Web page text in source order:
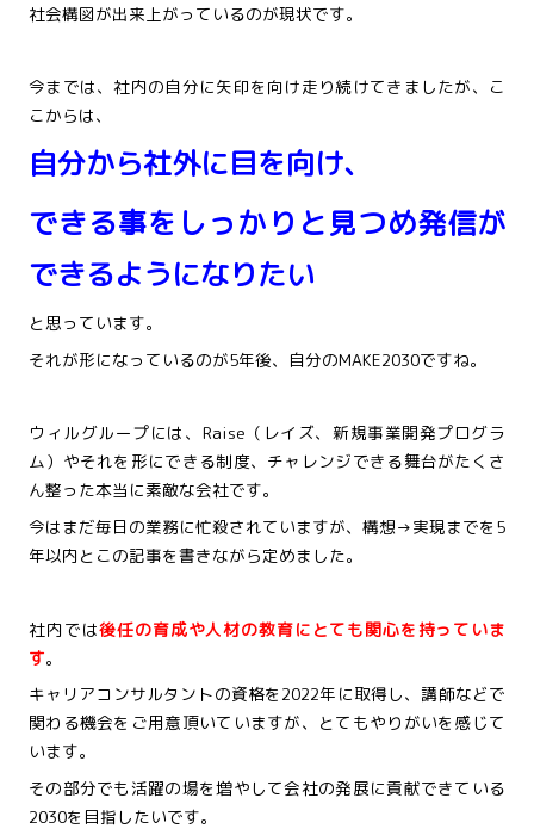
社会構図が出来上がっているのが現状です。
今までは、社内の自分に矢印を向け走り続けてきましたが、こ
こからは、
自分から社外に目を向け、
できる事をしっかりと見つめ発信が
できるようになりたい
と思っています。
それが形になっているのが5年後、自分のMAKE2030ですね。
ウィルグループには、Raise（レイズ、新規事業開発プログラ
ム）やそれを形にできる制度、チャレンジできる舞台がたくさ
ん整った本当に素敵な会社です。
今はまだ毎日の業務に忙殺されていますが、構想→実現までを5
年以内とこの記事を書きながら定めました。
社内では後任の育成や人材の教育にとても関心を持っていま
す。
キャリアコンサルタントの資格を2022年に取得し、講師などで
関わる機会をご用意頂いていますが、とてもやりがいを感じて
います。
その部分でも活躍の場を増やして会社の発展に貢献できている
2030を目指したいです。